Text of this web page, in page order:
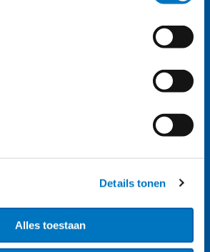
Details tonen
Alles toestaan
A-Z index
Agenda